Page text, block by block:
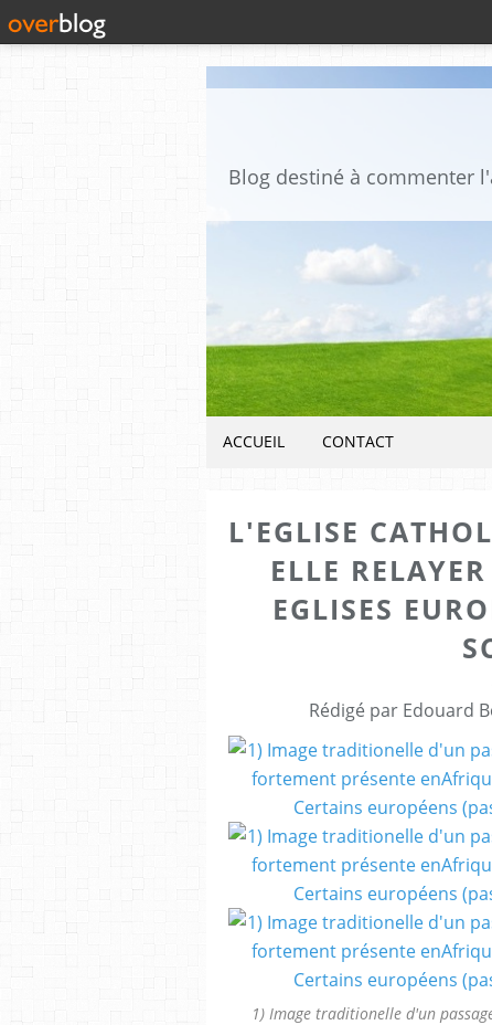
ACCUEIL CONTACT
L'EGLISE
ELLE
EGLISES
Rédigé par Edouard
1) Image traditionelle d'un